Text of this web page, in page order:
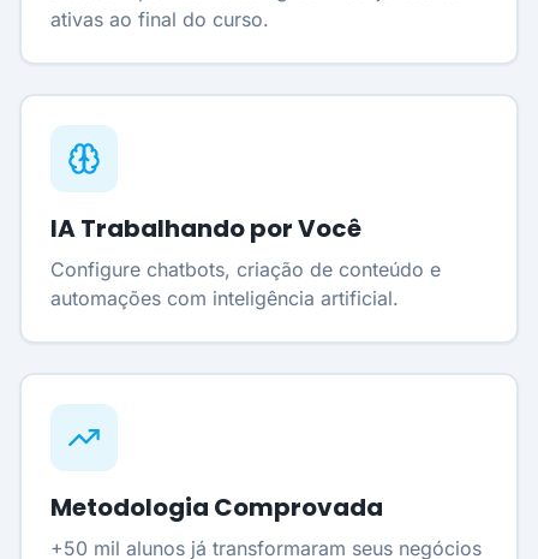
ativas ao final do curso.
IA Trabalhando por Você
Configure chatbots, criação de conteúdo e
automações com inteligência artificial.
Metodologia Comprovada
+50 mil alunos já transformaram seus negócios